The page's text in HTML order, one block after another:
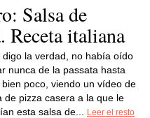
Salsa de
Receta italiana
digo la verdad, no había oído
nunca de la passata hasta
bien poco, viendo un vídeo de
de pizza casera a la que le
esta salsa de...
Leer el resto